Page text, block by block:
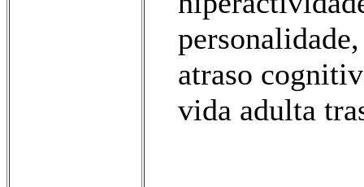
atraso
vida adulta